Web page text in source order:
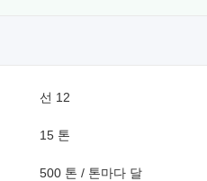
선 12
15 톤
500 톤 / 톤마다 달